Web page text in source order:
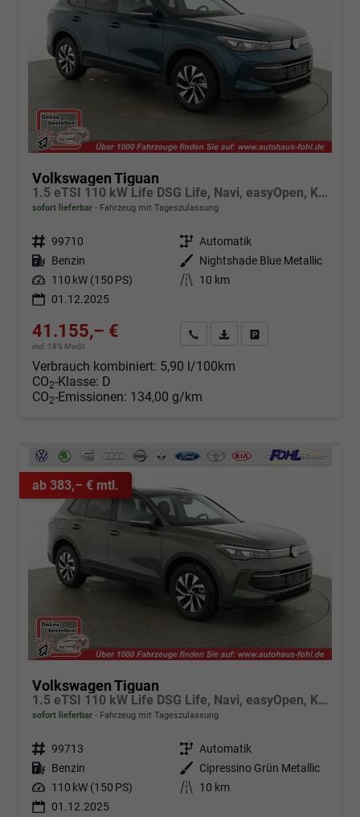
Volkswagen Tiguan
1.5 eTSI 110 kW Life DSG Life, Navi, easyOpen, Kamera, 5-J Garantie
sofort lieferbar Fahrzeug mit Tageszulassung
Fahrzeugnr. 99710 Getriebe Automatik
Kraftstoff Benzin Außenfarbe
Nightshade Blue Metallic
Leistung 110 kW (150 PS) Kilometerstand
10 km
01.12.2025
41.155,– €
incl. 19% MwSt.
Angebot anfordern
Fahrzeugexpose (PDF)
Verbrauch kombiniert: 5,90 l/100km
CO2-Klasse: D
CO2-Emissionen: 134,00 g/km
ab 383,– € mtl.
Volkswagen Tiguan
1.5 eTSI 110 kW Life DSG Life, Navi, easyOpen, Kamera, 5-J Garantie
sofort lieferbar Fahrzeug mit Tageszulassung
Fahrzeugnr. 99713 Getriebe Automatik
Kraftstoff Benzin Außenfarbe
Cipressino Grün Metallic
Leistung 110 kW (150 PS) Kilometerstand
10 km
01.12.2025